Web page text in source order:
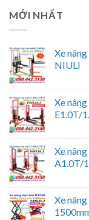
MỚI NHẤT
Xe
NIULI
Xe
E1.0T/
Xe
A1.0T/
Xe